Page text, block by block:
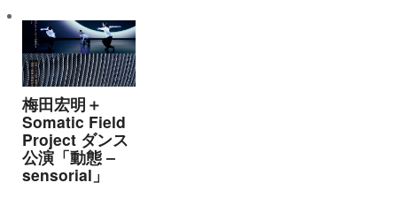
梅田宏明＋
Somatic Field
Project ダンス
公演「動態 ‒
sensorial」